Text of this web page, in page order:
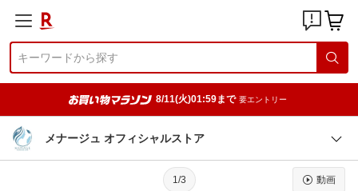
8/11(火)01:59まで 要エントリー
メナージュ オフィシャルストア
1/3 動画